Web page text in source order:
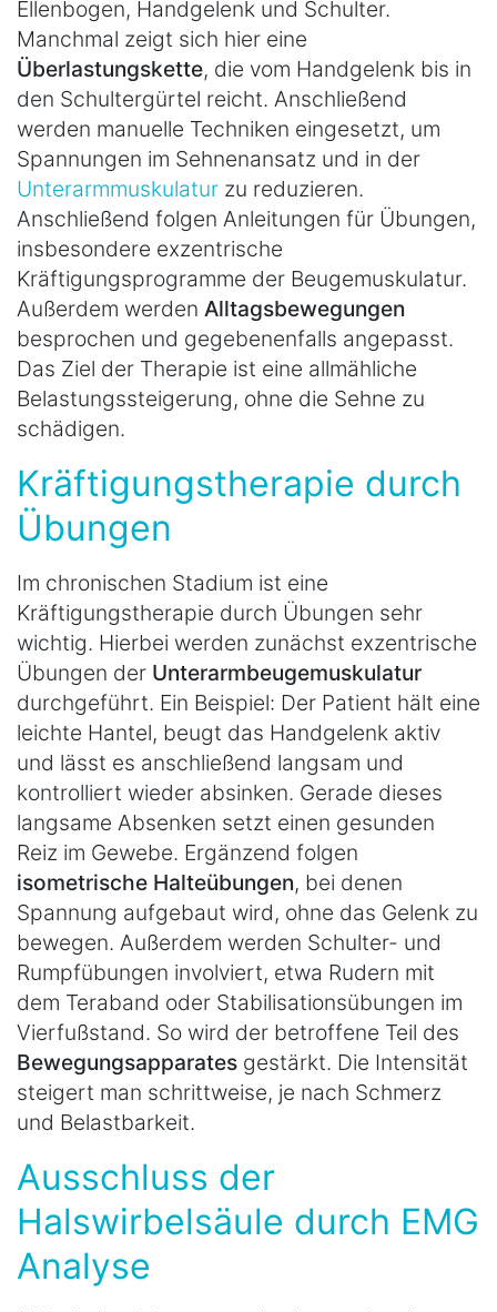
Ellenbogen, Handgelenk und Schulter.
Manchmal zeigt sich hier eine
Überlastungskette, die vom Handgelenk bis in
den Schultergürtel reicht. Anschließend
werden manuelle Techniken eingesetzt, um
Spannungen im Sehnenansatz und in der
Unterarmmuskulatur zu reduzieren.
Anschließend folgen Anleitungen für Übungen,
insbesondere exzentrische
Kräftigungsprogramme der Beugemuskulatur.
Außerdem werden Alltagsbewegungen
besprochen und gegebenenfalls angepasst.
Das Ziel der Therapie ist eine allmähliche
Belastungssteigerung, ohne die Sehne zu
schädigen.
Kräftigungstherapie durch
Übungen
Im chronischen Stadium ist eine
Kräftigungstherapie durch Übungen sehr
wichtig. Hierbei werden zunächst exzentrische
Übungen der Unterarmbeugemuskulatur
durchgeführt. Ein Beispiel: Der Patient hält eine
leichte Hantel, beugt das Handgelenk aktiv
und lässt es anschließend langsam und
kontrolliert wieder absinken. Gerade dieses
langsame Absenken setzt einen gesunden
Reiz im Gewebe. Ergänzend folgen
isometrische Halteübungen, bei denen
Spannung aufgebaut wird, ohne das Gelenk zu
bewegen. Außerdem werden Schulter- und
Rumpfübungen involviert, etwa Rudern mit
dem Teraband oder Stabilisationsübungen im
Vierfußstand. So wird der betroffene Teil des
Bewegungsapparates gestärkt. Die Intensität
steigert man schrittweise, je nach Schmerz
und Belastbarkeit.
Ausschluss der
Halswirbelsäule durch EMG
Analyse